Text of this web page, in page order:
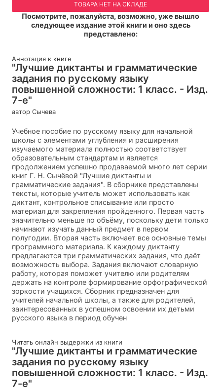
ТОВАРА НЕТ НА СКЛАДЕ
Посмотрите, пожалуйста, возможно, уже вышло
следующее издание этой книги и оно здесь
представлено:
Аннотация к книге
"Лучшие диктанты и грамматические
задания по русскому языку
повышенной сложности: 1 класс. - Изд.
7-е"
автор Сычева
Учебное пособие по русскому языку для начальной
школы с элементами углубления и расширения
изучаемого материала полностью соответствует
образовательным стандартам и является
продолжением успешно продаваемой много лет серии
книг Г. Н. Сычёвой "Лучшие диктанты и
грамматические задания". В сборнике представлены
тексты, которые учитель может использовать как
диктант, контрольное списывание или просто
материал для закрепления пройденного. Первая часть
значительно меньше по объёму, поскольку дети только
начинают изучать данный предмет в первом
полугодии. Вторая часть включает все основные темы
программного материала. К каждому диктанту
предлагаются три грамматических задания, что даёт
возможность выбора. Задания включают словарную
работу, которая поможет учителю или родителям
держать на контроле формирование орфографической
зоркости учащихся. Сборник предназначен для
учителей начальной школы, а также для родителей,
заинтересованных в успешном освоении их детьми
русского языка в период обучен
Читать онлайн выдержки из книги
"Лучшие диктанты и грамматические
задания по русскому языку
повышенной сложности: 1 класс. - Изд.
7-е"